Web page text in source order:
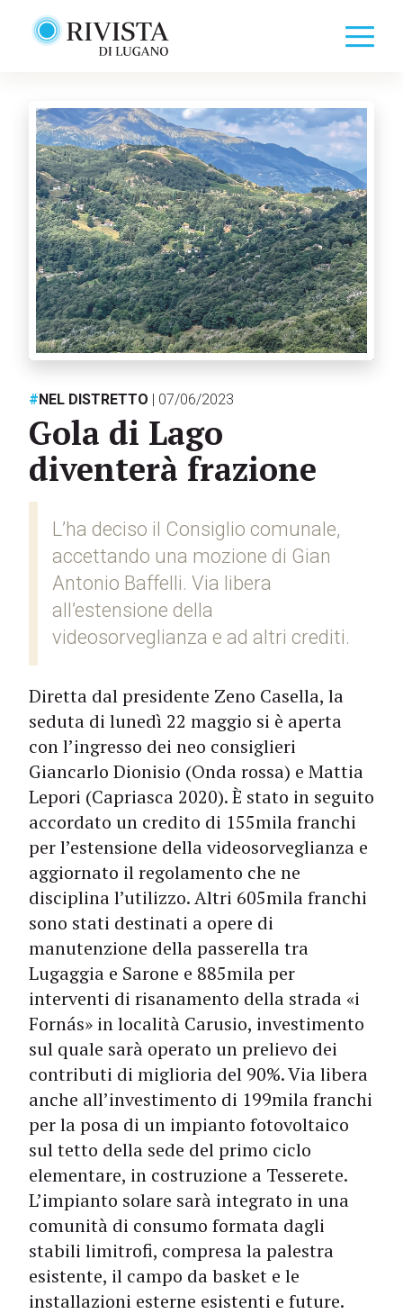
#NEL DISTRETTO | 07/06/2023
Gola di Lago
diventerà frazione
L’ha deciso il Consiglio comunale,
accettando una mozione di Gian
Antonio Baffelli. Via libera
all’estensione della
videosorveglianza e ad altri crediti.
Diretta dal presidente Zeno Casella, la
seduta di lunedì 22 maggio si è aperta
con l’ingresso dei neo consiglieri
Giancarlo Dionisio (Onda rossa) e Mattia
Lepori (Capriasca 2020). È stato in seguito
accordato un credito di 155mila franchi
per l’estensione della videosorveglianza e
aggiornato il regolamento che ne
disciplina l’utilizzo. Altri 605mila franchi
sono stati destinati a opere di
manutenzione della passerella tra
Lugaggia e Sarone e 885mila per
interventi di risanamento della strada «i
Fornás» in località Carusio, investimento
sul quale sarà operato un prelievo dei
contributi di miglioria del 90%. Via libera
anche all’investimento di 199mila franchi
per la posa di un impianto fotovoltaico
sul tetto della sede del primo ciclo
elementare, in costruzione a Tesserete.
L’impianto solare sarà integrato in una
comunità di consumo formata dagli
stabili limitrofi, compresa la palestra
esistente, il campo da basket e le
installazioni esterne esistenti e future.